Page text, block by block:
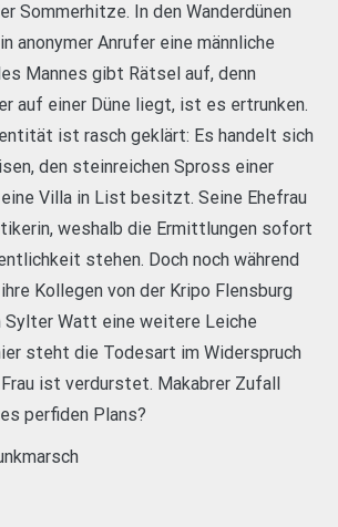
Sommerhitze. In den Wanderdünen
anonymer Anrufer eine männliche
Mannes gibt Rätsel auf, denn
auf einer Düne liegt, ist es ertrunken.
ist rasch geklärt: Es handelt sich
den steinreichen Spross einer
Villa in List besitzt. Seine Ehefrau
weshalb die Ermittlungen sofort
stehen. Doch noch während
Kollegen von der Kripo Flensburg
Sylter Watt eine weitere Leiche
steht die Todesart im Widerspruch
ist verdurstet. Makabrer Zufall
perfiden Plans?